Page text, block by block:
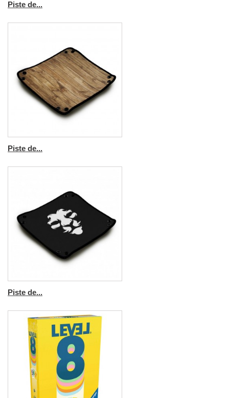
Piste de...
Piste de...
Piste de...